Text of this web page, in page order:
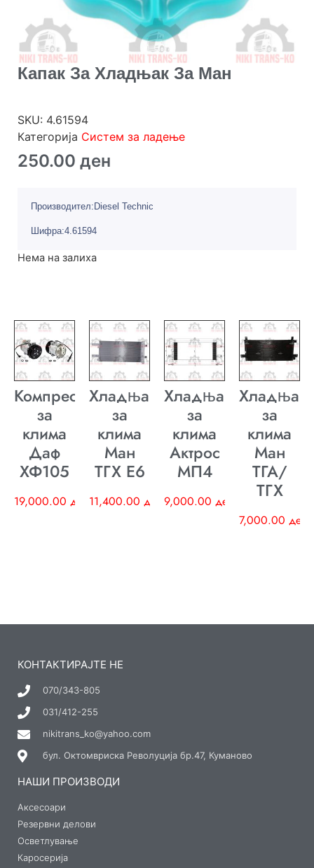
Капак За Хладњак За Ман
SKU: 4.61594
Категорија Систем за ладење
250.00 ден
Производител:Diesel Technic
Шифра:4.61594
Нема на залиха
Компресор
за
клима
Даф
ХФ105
19,000.00 ден
Хладњак
за
клима
Ман
ТГХ E6
11,400.00 ден
Хладњак
за
клима
Актрос
МП4
9,000.00 ден
Хладњак
за
клима
Ман
ТГА/
ТГХ
7,000.00 ден
КОНТАКТИРАЈТЕ НЕ
070/343-805
031/412-255
nikitrans_ko@yahoo.com
бул. Октомвриска Револуција бр.47, Куманово
НАШИ ПРОИЗВОДИ
Аксесоари
Резервни делови
Осветлување
Каросерија